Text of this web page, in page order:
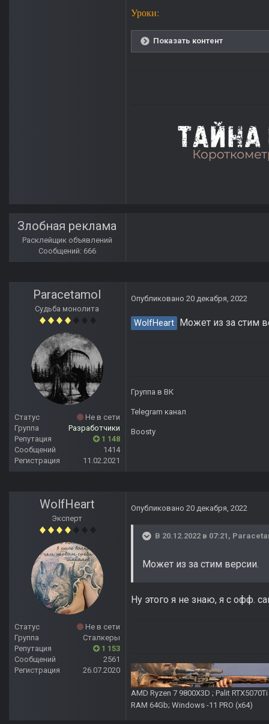
Уроки:
Показать контент
Злобная реклама
Расклейщик объявлений
Сообщений: 666
Paracetamol
Судьба монолита
Статус
Не в сети
Группа
Разработчики
Репутация
1 148
Сообщений
1414
Регистрация
11.02.2021
Опубликовано 20 декабря, 2022
WolfHeart Может из за стим
Группа в ВК
Telegram канал
Boosty
WolfHeart
Эксперт
Статус
Не в сети
Группа
Сталкеры
Репутация
1 153
Сообщений
2561
Регистрация
26.07.2020
Опубликовано 20 декабря, 2022
В 20.12.2022 в 07:21,
Может из за стим версии.
Ну этого я не знаю, я с офф.
AMD Ryzen 7 9800X3D ; Palit
RAM 64Gb; Windows -11 PRO (х64)